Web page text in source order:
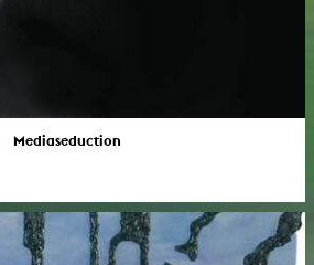
Mediaseduction